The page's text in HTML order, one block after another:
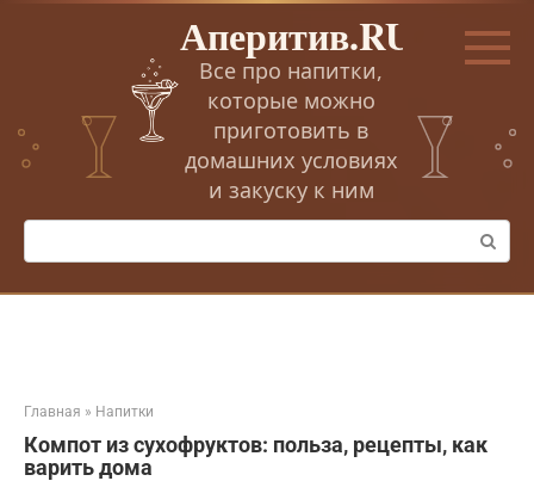
Перейти
Аперитив.RU
Все про напитки,
которые можно
приготовить в
домашних условиях
и закуску к ним
Поиск:
Главная » Напитки
Компот из сухофруктов: польза‚ рецепты‚ как
варить дома